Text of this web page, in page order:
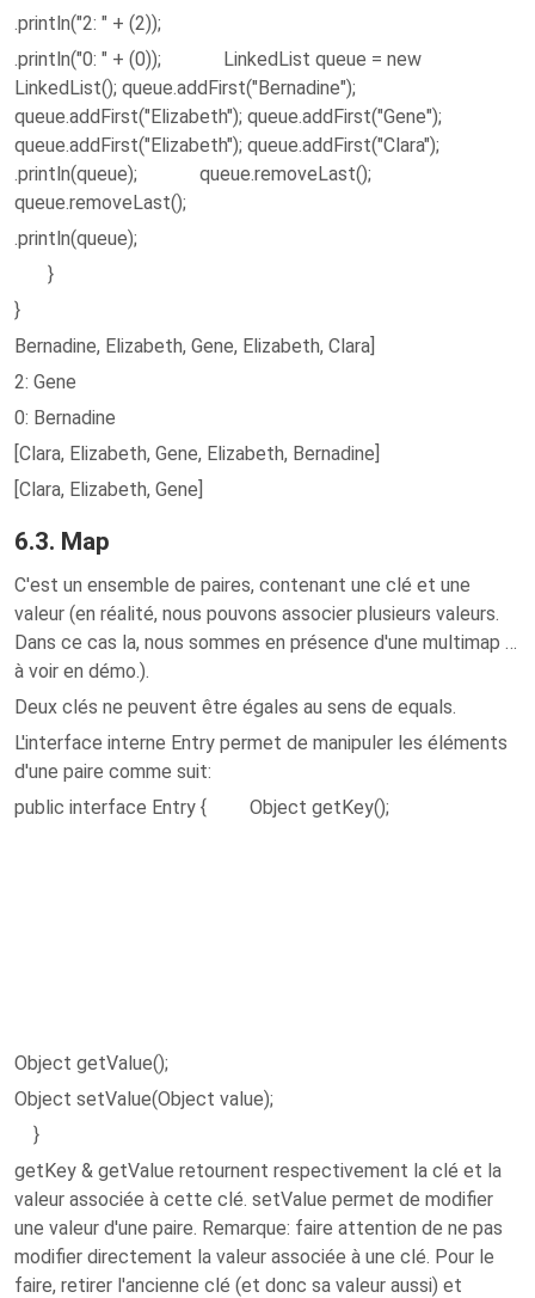
.println("2: " + (2));
.println("0: " + (0)); LinkedList queue = new
LinkedList(); queue.addFirst("Bernadine");
queue.addFirst("Elizabeth"); queue.addFirst("Gene");
queue.addFirst("Elizabeth"); queue.addFirst("Clara");
.println(queue); queue.removeLast();
queue.removeLast();
.println(queue);
}
}
Bernadine, Elizabeth, Gene, Elizabeth, Clara]
2: Gene
0: Bernadine
[Clara, Elizabeth, Gene, Elizabeth, Bernadine]
[Clara, Elizabeth, Gene]
6.3. Map
C'est un ensemble de paires, contenant une clé et une
valeur (en réalité, nous pouvons associer plusieurs valeurs.
Dans ce cas la, nous sommes en présence d'une multimap …
à voir en démo.).
Deux clés ne peuvent être égales au sens de equals.
L'interface interne Entry permet de manipuler les éléments
d'une paire comme suit:
public interface Entry { Object getKey();
Object getValue();
Object setValue(Object value);
}
getKey & getValue retournent respectivement la clé et la
valeur associée à cette clé. setValue permet de modifier
une valeur d'une paire. Remarque: faire attention de ne pas
modifier directement la valeur associée à une clé. Pour le
faire, retirer l'ancienne clé (et donc sa valeur aussi) et